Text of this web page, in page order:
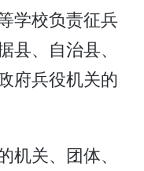
学校负责征兵
、自治县、
府兵役机关的
关、团体、